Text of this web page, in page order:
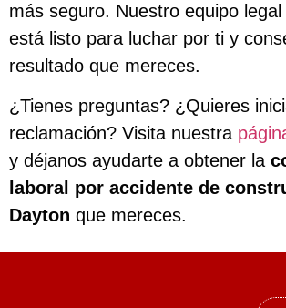
más seguro. Nuestro equipo
está listo para luchar por ti y
resultado que mereces.
¿Tienes preguntas? ¿Quieres
reclamación? Visita nuestra
y déjanos ayudarte a obtener la
laboral por accidente de
Dayton que mereces.